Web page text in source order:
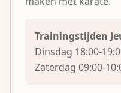
Trainingstijden
Dinsdag 18:00-
Zaterdag 09:00-